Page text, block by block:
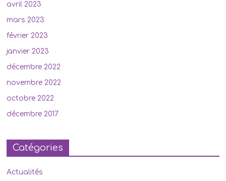
avril 2023
mars 2023
février 2023
janvier 2023
décembre 2022
novembre 2022
octobre 2022
décembre 2017
Catégories
Actualités